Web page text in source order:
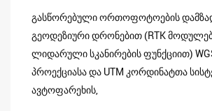
გასწორებული ორთოფოტოების
გეოდეზიური დრონებით (RTK
ლიდარული სკანირების ფუნქციით)
პროექციასა და UTM კორდინატთა
ავტოფარეხის,